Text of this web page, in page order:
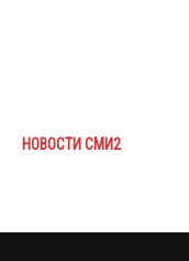
НОВОСТИ СМИ2